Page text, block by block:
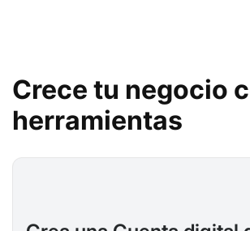
Crece tu negocio
herramientas